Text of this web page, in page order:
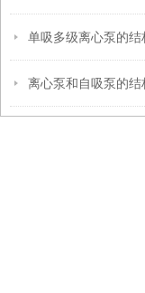
单吸多级离心泵的结
离心泵和自吸泵的结